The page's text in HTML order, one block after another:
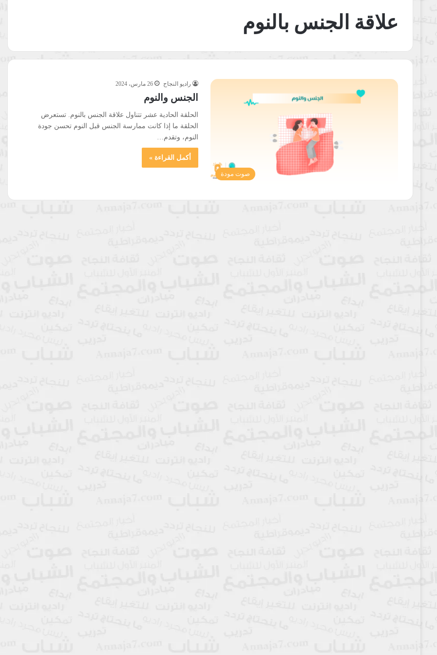
علاقة الجنس بالنوم
صوت مودة
راديو النجاح 26 مارس، 2024
الجنس والنوم
الحلقة الحادية عشر تتناول علاقة الجنس بالنوم. تستعرض
الحلقة ما إذا كانت ممارسة الجنس قبل النوم تحسن جودة
النوم، وتقدم…
أكمل القراءة »